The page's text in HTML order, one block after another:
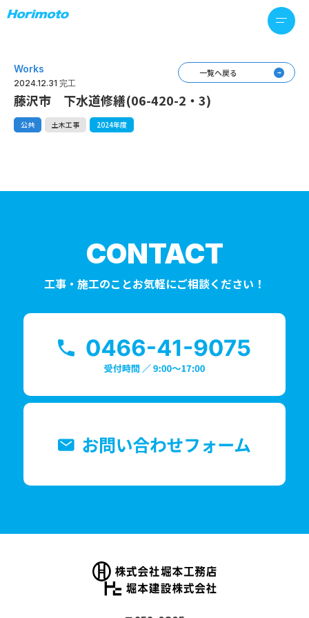
Works
2024.12.31 完工
藤沢市 下水道修繕(06-420-2・3)
公共 土木工事 2024年度
一覧へ戻る
CONTACT
工事・施工のことお気軽にご相談ください！